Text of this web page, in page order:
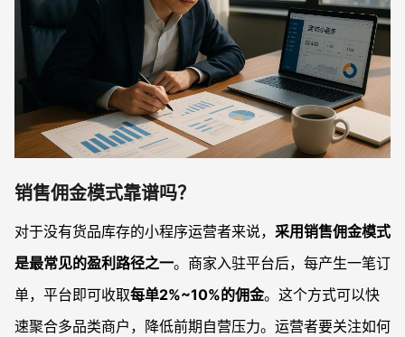
销售佣金模式靠谱吗？
对于没有货品库存的小程序运营者来说， 采用销售佣金模式
是最常见的盈利路径之一。商家入驻平台后，每产生一笔订
单，平台即可收取每单2%~10%的佣金。这个方式可以快
速聚合多品类商户，降低前期自营压力。运营者要关注如何